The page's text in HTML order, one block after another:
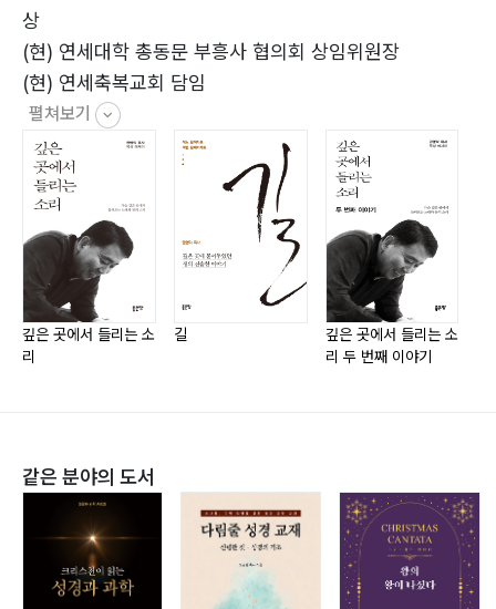
붙잡을 수 없는 것 _116
린치 사건 _129
안목항 사건 _133
염소탕 사건 _136
노추산 사건 _140
4장
돌아와야지 _143
마감된 시간 _144
빛이 보이나 _150
보여주시는 이야기들 _159
(1) 갑상선 암 _194
(2) 갑상선 말기암 _199
상
(현) 연세대학 총동문 부흥사 협의회 상임위원장
(현) 연세축복교회 담임
펼쳐보기
깊은 곳에서 들리는 소
리
길
깊은 곳에서 들리는 소
리 두 번째 이야기
같은 분야의 도서